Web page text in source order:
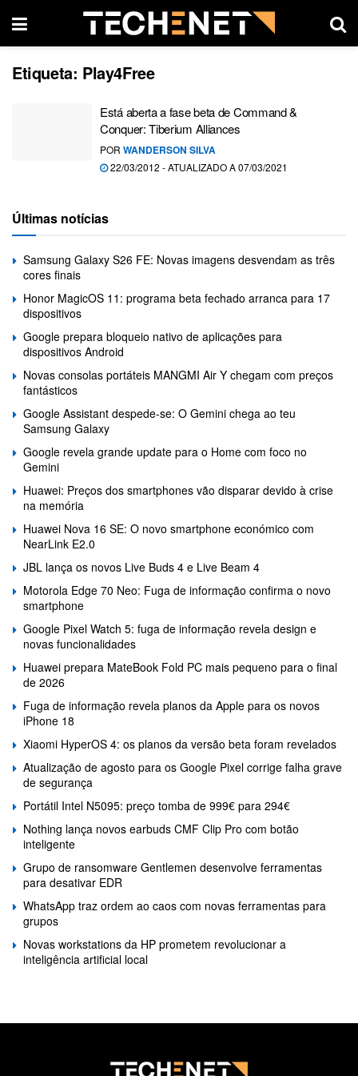
Etiqueta: Play4Free
Está aberta a fase beta de Command &
Conquer: Tiberium Alliances
POR WANDERSON SILVA
22/03/2012 - ATUALIZADO A 07/03/2021
Últimas notícias
Samsung Galaxy S26 FE: Novas imagens desvendam as três
cores finais
Honor MagicOS 11: programa beta fechado arranca para 17
dispositivos
Google prepara bloqueio nativo de aplicações para
dispositivos Android
Novas consolas portáteis MANGMI Air Y chegam com preços
fantásticos
Google Assistant despede-se: O Gemini chega ao teu
Samsung Galaxy
Google revela grande update para o Home com foco no
Gemini
Huawei: Preços dos smartphones vão disparar devido à crise
na memória
Huawei Nova 16 SE: O novo smartphone económico com
NearLink E2.0
JBL lança os novos Live Buds 4 e Live Beam 4
Motorola Edge 70 Neo: Fuga de informação confirma o novo
smartphone
Google Pixel Watch 5: fuga de informação revela design e
novas funcionalidades
Huawei prepara MateBook Fold PC mais pequeno para o final
de 2026
Fuga de informação revela planos da Apple para os novos
iPhone 18
Xiaomi HyperOS 4: os planos da versão beta foram revelados
Atualização de agosto para os Google Pixel corrige falha grave
de segurança
Portátil Intel N5095: preço tomba de 999€ para 294€
Nothing lança novos earbuds CMF Clip Pro com botão
inteligente
Grupo de ransomware Gentlemen desenvolve ferramentas
para desativar EDR
WhatsApp traz ordem ao caos com novas ferramentas para
grupos
Novas workstations da HP prometem revolucionar a
inteligência artificial local